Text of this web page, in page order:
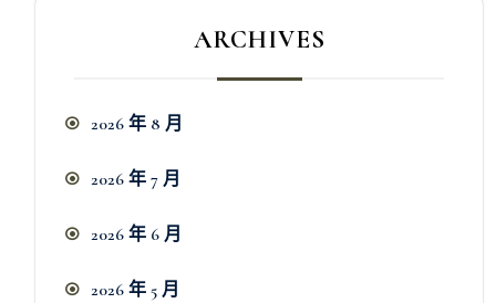
ARCHIVES
2026 年 8 月
2026 年 7 月
2026 年 6 月
2026 年 5 月